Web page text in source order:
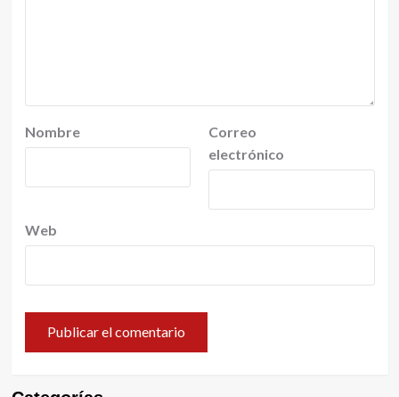
Nombre
Correo
electrónico
Web